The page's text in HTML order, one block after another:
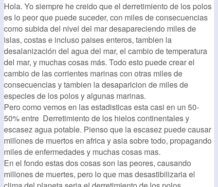
Hola. Yo siempre he creido que el derretimiento de los polos
es lo peor que puede suceder, con miles de consecuencias
como subida del nivel del mar desapareciendo miles de
islas, costas e incluso paises enteros, tambien la
desalanización del agua del mar, el cambio de temperatura
del mar, y muchas cosas más. Todo esto puede crear el
cambio de las corrientes marinas con otras miles de
consecuencias y tambien la desaparicion de miles de
especies de los polos y algunas marinas.
Pero como vemos en las estadisticas esta casi en un 50-
50% entre Derretimiento de los hielos continentales y
escasez agua potable. Pienso que la escasez puede causar
millones de muertos en africa y asia sobre todo, propagando
miles de enfermedades y muchas cosas mas.
En el fondo estas dos cosas son las peores, causando
millones de muertes, pero lo que mas desastibilizaria el